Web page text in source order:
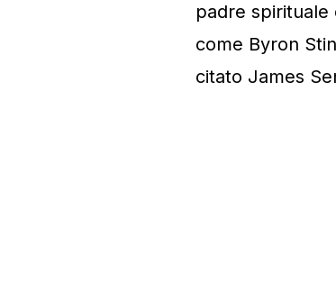
padre spirituale
come Byron
citato James